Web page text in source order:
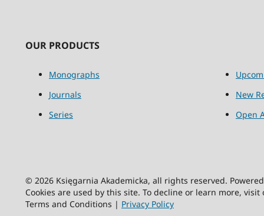
OUR PRODUCTS
Monographs
Journals
Series
New
Open
© 2026 Księgarnia Akademicka, all rights reserved.
Cookies are used by this site. To decline or learn more,
Terms and Conditions | Privacy Policy